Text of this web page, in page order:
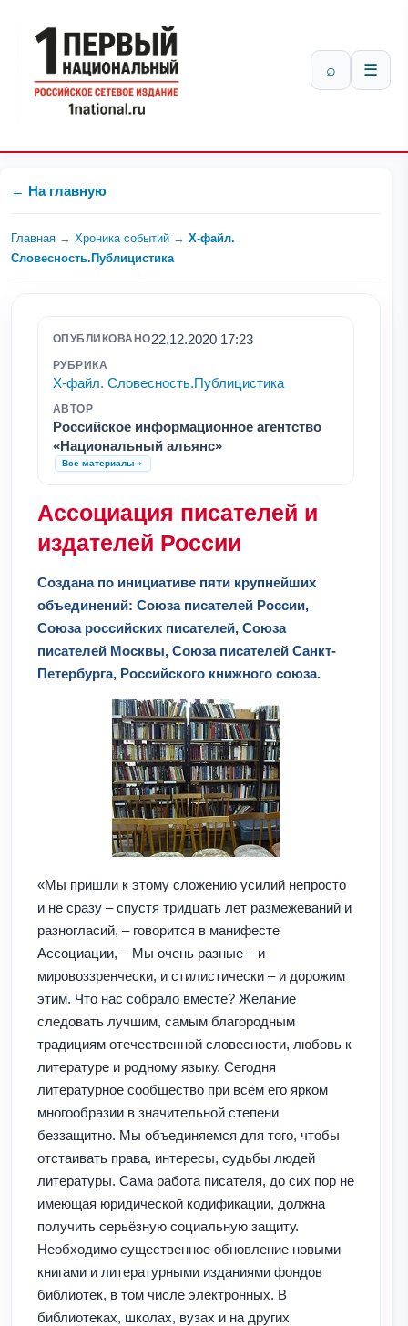
⌕ ☰
← На главную
Главная → Хроника событий → Х-файл.
Словесность.Публицистика
ОПУБЛИКОВАНО22.12.2020 17:23
РУБРИКА
Х-файл. Словесность.Публицистика
АВТОР
Российское информационное агентство
«Национальный альянс»
Все материалы
Ассоциация писателей и
издателей России
Создана по инициативе пяти крупнейших
объединений: Союза писателей России,
Союза российских писателей, Союза
писателей Москвы, Союза писателей Санкт-
Петербурга, Российского книжного союза.
«Мы пришли к этому сложению усилий непросто
и не сразу – спустя тридцать лет размежеваний и
разногласий, – говорится в манифесте
Ассоциации, – Мы очень разные – и
мировоззренчески, и стилистически – и дорожим
этим. Что нас собрало вместе? Желание
следовать лучшим, самым благородным
традициям отечественной словесности, любовь к
литературе и родному языку. Сегодня
литературное сообщество при всём его ярком
многообразии в значительной степени
беззащитно. Мы объединяемся для того, чтобы
отстаивать права, интересы, судьбы людей
литературы. Сама работа писателя, до сих пор не
имеющая юридической кодификации, должна
получить серьёзную социальную защиту.
Необходимо существенное обновление новыми
книгами и литературными изданиями фондов
библиотек, в том числе электронных. В
библиотеках, школах, вузах и на других